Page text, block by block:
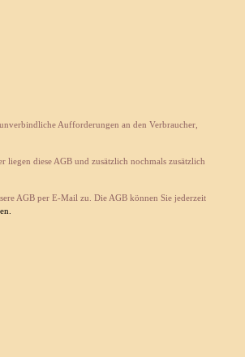
Aufforderungen an den Verbraucher,
diese AGB und zusätzlich nochmals zusätzlich
AGB per E-Mail zu. Die AGB können Sie jederzeit